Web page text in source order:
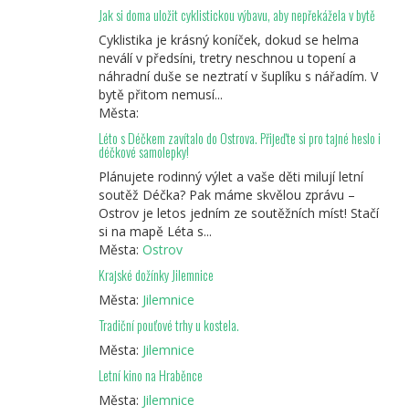
Jak si doma uložit cyklistickou výbavu, aby nepřekážela v bytě
Cyklistika je krásný koníček, dokud se helma
neválí v předsíni, tretry neschnou u topení a
náhradní duše se neztratí v šuplíku s nářadím. V
bytě přitom nemusí...
Města:
Léto s Déčkem zavítalo do Ostrova. Přijeďte si pro tajné heslo i
déčkové samolepky!
Plánujete rodinný výlet a vaše děti milují letní
soutěž Déčka? Pak máme skvělou zprávu –
Ostrov je letos jedním ze soutěžních míst! Stačí
si na mapě Léta s...
Města: Ostrov
Krajské dožínky Jilemnice
Města: Jilemnice
Tradiční pouťové trhy u kostela.
Města: Jilemnice
Letní kino na Hraběnce
Města: Jilemnice